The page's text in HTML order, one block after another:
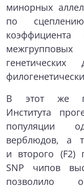
минорных
по
коэффициента
В этот же
Института
популяции
верблюдов, а
и второго (F2)
SNP чипов
позволило